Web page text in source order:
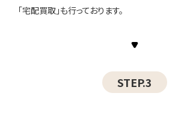
「宅配買取」も行っております。
STEP.3